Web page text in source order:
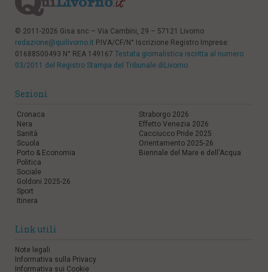
© 2011-2026 Gisa snc – Via Cambini, 29 – 57121 Livorno
redazione@quilivorno.it P.IVA/CF/N° Iscrizione Registro Imprese:
01688500493 N° REA 149167 Testata giornalistica iscritta al numero
03/2011 del Registro Stampa del Tribunale diLivorno
Sezioni
Cronaca
Nera
Sanità
Scuola
Porto & Economia
Politica
Sociale
Goldoni 2025-26
Sport
Itinera
Straborgo 2026
Effetto Venezia 2026
Cacciucco Pride 2025
Orientamento 2025-26
Biennale del Mare e dell'Acqua
Link utili
Note legali
Informativa sulla Privacy
Informativa sui Cookie